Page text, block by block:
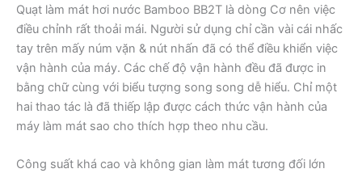
Quạt làm mát hơi nước Bamboo BB2T là dòng Cơ nên việc
điều chỉnh rất thoải mái. Người sử dụng chỉ cần vài cái nhấc
tay trên mấy núm vặn & nút nhấn đã có thể điều khiển việc
vận hành của máy. Các chế độ vận hành đều đã được in
bằng chữ cùng với biểu tượng song song dễ hiểu. Chỉ một
hai thao tác là đã thiếp lập được cách thức vận hành của
máy làm mát sao cho thích hợp theo nhu cầu.
Công suất khá cao và không gian làm mát tương đối lớn